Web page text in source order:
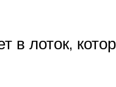
в лоток,